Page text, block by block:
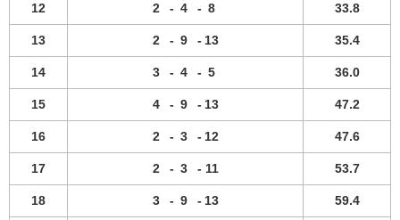
12 2 - 4 - 8 33.8
13 2 - 9 - 13 35.4
14 3 - 4 - 5 36.0
15 4 - 9 - 13 47.2
16 2 - 3 - 12 47.6
17 2 - 3 - 11 53.7
18 3 - 9 - 13 59.4